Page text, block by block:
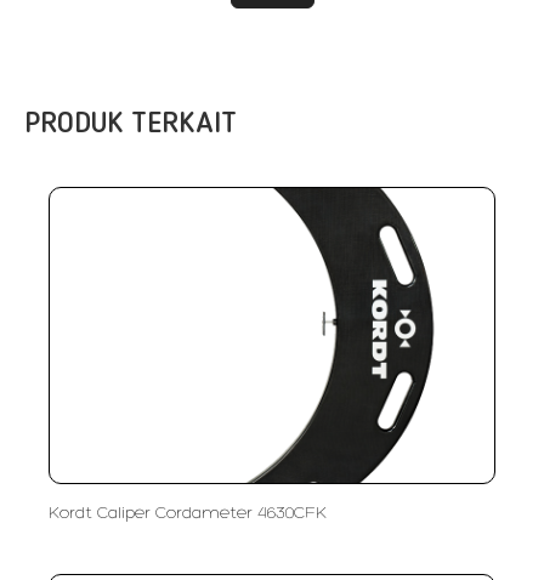
PRODUK TERKAIT
Kordt Caliper Cordameter 4630CFK